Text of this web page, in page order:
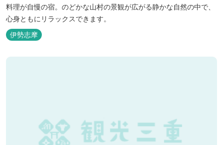
料理が自慢の宿。のどかな山村の景観が広がる静かな自然の中で、
心身ともにリラックスできます。
伊勢志摩